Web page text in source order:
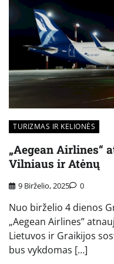
TURIZMAS IR KELIONĖS
„Aegean Airlines“
Vilniaus ir Atėnų
9 Birželio, 2025 0
Nuo birželio 4 dienos
„Aegean Airlines”
Lietuvos ir Graikijos
bus vykdomas […]